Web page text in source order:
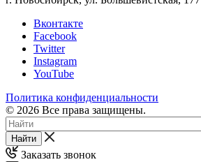
Вконтакте
Facebook
Twitter
Instagram
YouTube
Политика конфиденциальности
© 2026 Все права защищены.
Найти
Заказать звонок